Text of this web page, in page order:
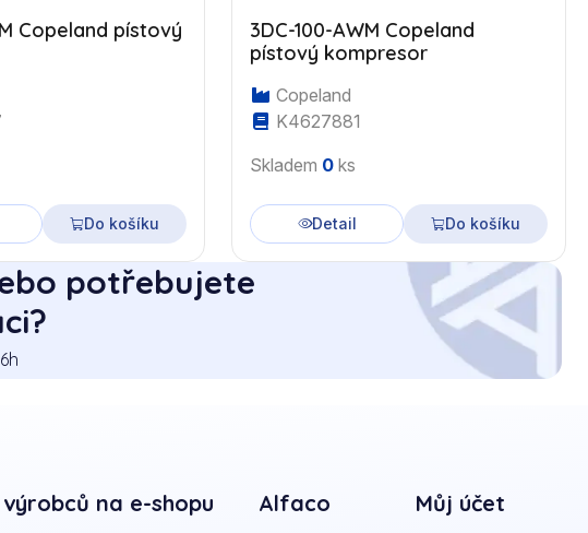
Copeland pístový
Do košíku
3DC-100-AWM Copeland
pístový kompresor
Copeland
K4627881
Skladem 0 ks
Detail Do košíku
potřebujete
na e-shopu Alfaco Můj účet